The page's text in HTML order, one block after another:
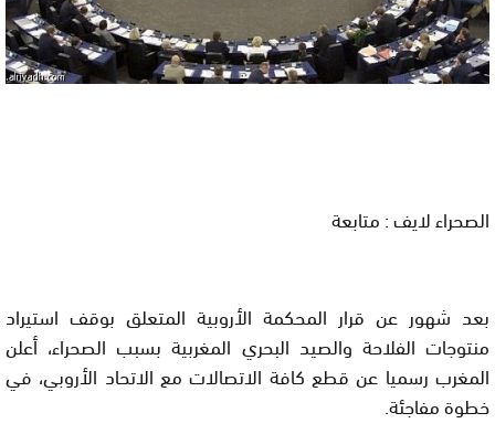
الصحراء لايف : متابعة
بعد شهور عن قرار المحكمة الأروبية المتعلق بوقف استيراد
منتوجات الفلاحة والصيد البحري المغربية بسبب الصحراء، أعلن
المغرب رسميا عن قطع كافة الاتصالات مع الاتحاد الأروبي، في
خطوة مفاجئة.